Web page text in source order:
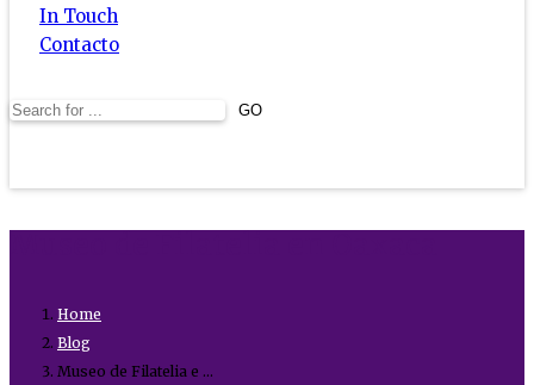
In Touch
Contacto
Home
Blog
Museo de Filatelia e ...